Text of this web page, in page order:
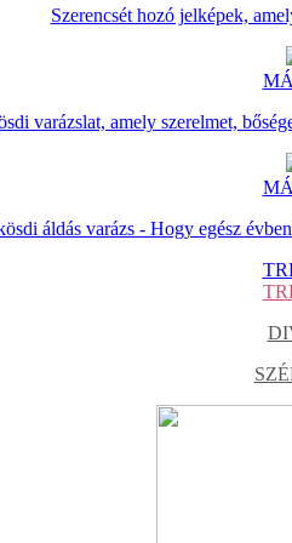
Szerencsét hozó jelképek,
varázslat, amely szerelmet,
áldás varázs - Hogy egész